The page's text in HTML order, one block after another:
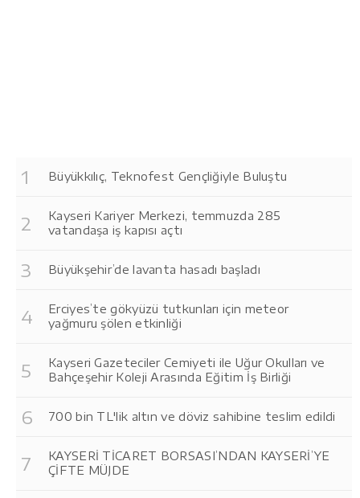
Büyükkılıç, Teknofest Gençliğiyle Buluştu
Kayseri Kariyer Merkezi, temmuzda 285
vatandaşa iş kapısı açtı
Büyükşehir’de lavanta hasadı başladı
Erciyes’te gökyüzü tutkunları için meteor
yağmuru şölen etkinliği
Kayseri Gazeteciler Cemiyeti ile Uğur Okulları ve
Bahçeşehir Koleji Arasında Eğitim İş Birliği
700 bin TL'lik altın ve döviz sahibine teslim edildi
KAYSERİ TİCARET BORSASI’NDAN KAYSERİ’YE
ÇİFTE MÜJDE